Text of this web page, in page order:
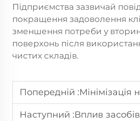
Підприємства зазвичай
покращення задоволення
зменшення потреби у
поверхонь після
чистих складів.
Попередній :Мінімізація накопичення: стратегії підвищення
Наступний :Вплив засобів для зняття на подальшу обробку